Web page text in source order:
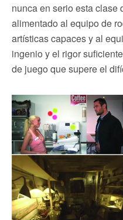
nunca en serio esta clase
alimentado al equipo de
artísticas capaces y al
ingenio y el rigor
de juego que supere el